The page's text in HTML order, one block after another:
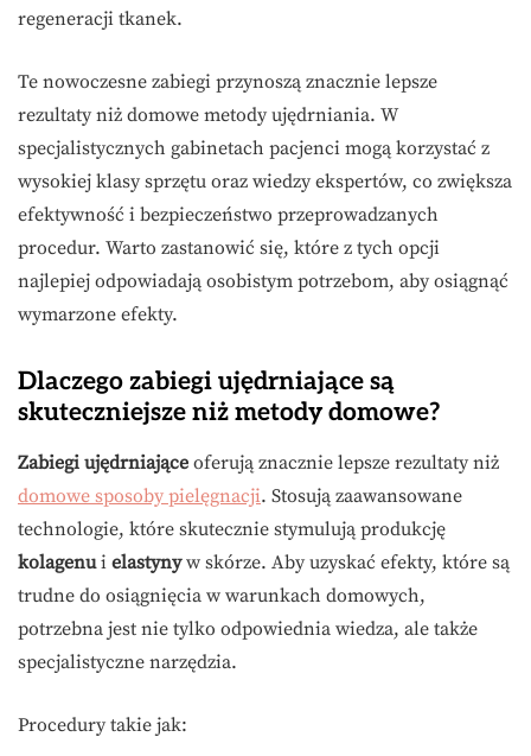
regeneracji tkanek.
Te nowoczesne zabiegi przynoszą znacznie lepsze
rezultaty niż domowe metody ujędrniania. W
specjalistycznych gabinetach pacjenci mogą korzystać z
wysokiej klasy sprzętu oraz wiedzy ekspertów, co zwiększa
efektywność i bezpieczeństwo przeprowadzanych
procedur. Warto zastanowić się, które z tych opcji
najlepiej odpowiadają osobistym potrzebom, aby osiągnąć
wymarzone efekty.
Dlaczego zabiegi ujędrniające są
skuteczniejsze niż metody domowe?
Zabiegi ujędrniające oferują znacznie lepsze rezultaty niż
domowe sposoby pielęgnacji. Stosują zaawansowane
technologie, które skutecznie stymulują produkcję
kolagenui elastynyw skórze. Aby uzyskać efekty, które są
trudne do osiągnięcia w warunkach domowych,
potrzebna jest nie tylko odpowiednia wiedza, ale także
specjalistyczne narzędzia.
Procedury takie jak: